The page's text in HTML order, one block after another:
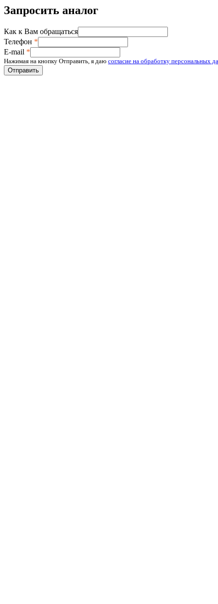
Запросить аналог
Как к Вам обращаться
Телефон *
E-mail *
Нажимая на кнопку Отправить, я даю согласие на обработку персональных
Отправить